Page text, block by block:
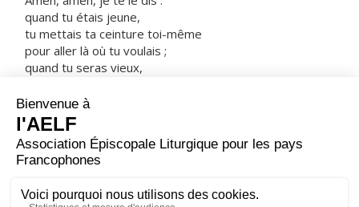
quand tu étais jeune,
tu mettais ta ceinture toi-même
pour aller là où tu voulais ;
quand tu seras vieux,
et c’est un autre qui te mettra ta ceinture,
pour t’emmener là où tu ne voudrais pas aller. »
Jésus disait cela pour signifier par quel genre de mort
Pierre rendrait gloire à Dieu.
Sur ces mots, il lui dit :
« Suis-moi. »